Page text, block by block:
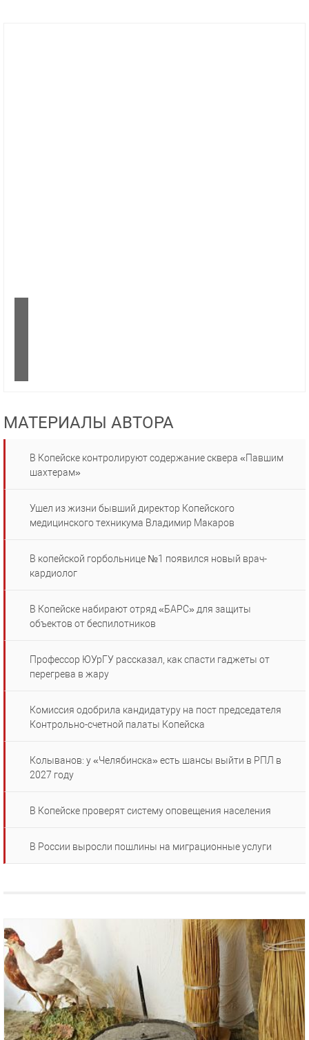
МАТЕРИАЛЫ АВТОРА
В Копейске контролируют содержание сквера «Павшим
шахтерам»
Ушел из жизни бывший директор Копейского
медицинского техникума Владимир Макаров
В копейской горбольнице №1 появился новый врач-
кардиолог
В Копейске набирают отряд «БАРС» для защиты
объектов от беспилотников
Профессор ЮУрГУ рассказал, как спасти гаджеты от
перегрева в жару
Комиссия одобрила кандидатуру на пост председателя
Контрольно-счетной палаты Копейска
Колыванов: у «Челябинска» есть шансы выйти в РПЛ в
2027 году
В Копейске проверят систему оповещения населения
В России выросли пошлины на миграционные услуги